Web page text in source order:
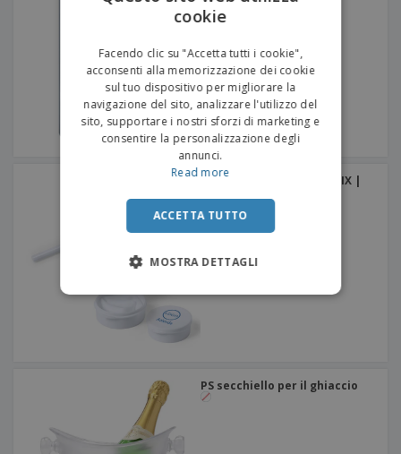
Paglia antibatterica LADIX |
PS secchiello per il ghiaccio
cookie
Facendo clic su "Accetta tutti i cookie",
acconsenti alla memorizzazione dei cookie
sul tuo dispositivo per migliorare la
navigazione del sito, analizzare l'utilizzo del
sito, supportare i nostri sforzi di marketing e
consentire la personalizzazione degli
annunci.
Read more
ACCETTA TUTTO
MOSTRA DETTAGLI